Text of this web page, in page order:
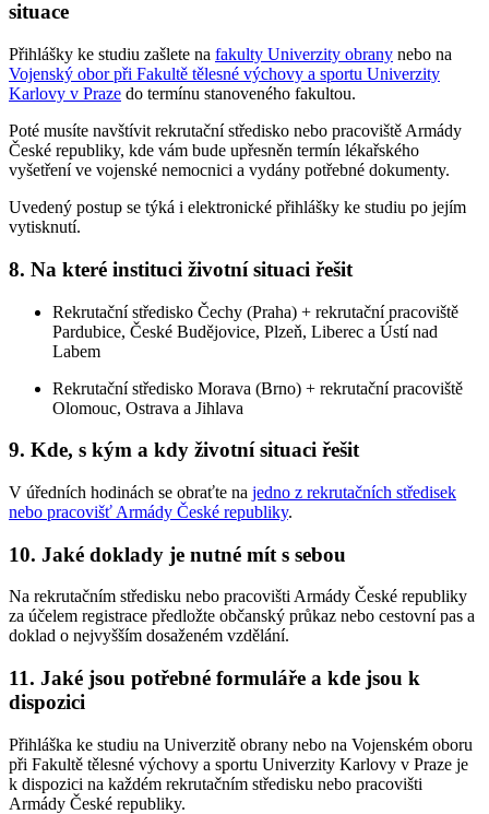
situace
Přihlášky ke studiu zašlete na fakulty Univerzity obrany nebo na
Vojenský obor při Fakultě tělesné výchovy a sportu Univerzity
Karlovy v Praze do termínu stanoveného fakultou.
Poté musíte navštívit rekrutační středisko nebo pracoviště Armády
České republiky, kde vám bude upřesněn termín lékařského
vyšetření ve vojenské nemocnici a vydány potřebné dokumenty.
Uvedený postup se týká i elektronické přihlášky ke studiu po jejím
vytisknutí.
8. Na které instituci životní situaci řešit
Rekrutační středisko Čechy (Praha) + rekrutační pracoviště
Pardubice, České Budějovice, Plzeň, Liberec a Ústí nad
Labem
Rekrutační středisko Morava (Brno) + rekrutační pracoviště
Olomouc, Ostrava a Jihlava
9. Kde, s kým a kdy životní situaci řešit
V úředních hodinách se obraťte na jedno z rekrutačních středisek
nebo pracovišť Armády České republiky.
10. Jaké doklady je nutné mít s sebou
Na rekrutačním středisku nebo pracovišti Armády České republiky
za účelem registrace předložte občanský průkaz nebo cestovní pas a
doklad o nejvyšším dosaženém vzdělání.
11. Jaké jsou potřebné formuláře a kde jsou k
dispozici
Přihláška ke studiu na Univerzitě obrany nebo na Vojenském oboru
při Fakultě tělesné výchovy a sportu Univerzity Karlovy v Praze je
k dispozici na každém rekrutačním středisku nebo pracovišti
Armády České republiky.